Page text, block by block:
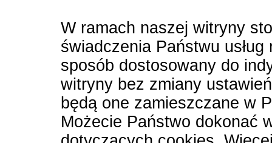
W ramach naszej witryny
świadczenia Państwu
sposób dostosowany do
witryny bez zmiany
będą one zamieszczane w
Możecie Państwo dokonać